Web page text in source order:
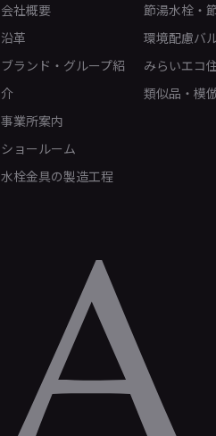
会社概要
沿革
ブランド・グループ紹
介
事業所案内
ショールーム
水栓金具の製造工程
節湯水栓・
環境配慮バ
みらいエコ
類似品・模